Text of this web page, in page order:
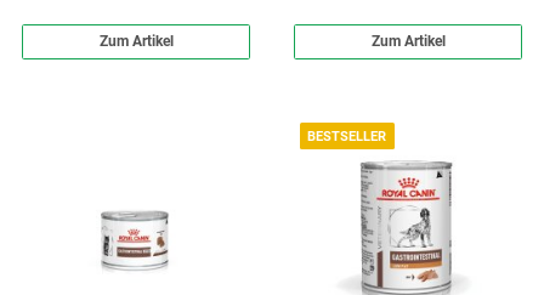
Zum Artikel Zum Artikel
BESTSELLER